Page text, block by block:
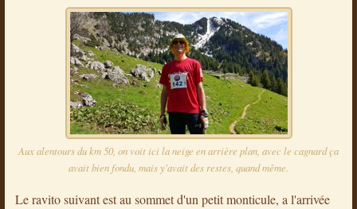
Aux alentours du km 50, on voit ici la neige en arrière plan, avec le cagnard ça
avait bien fondu, mais y'avait des restes, quand même.
Le ravito suivant est au sommet d'un petit monticule, a l'arrivée